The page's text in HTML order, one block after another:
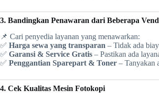
3. Bandingkan Penawaran dari Beberapa
📌 Cari penyedia layanan yang menawarkan:
✅ Harga sewa yang transparan – Tidak ada
✅ Garansi & Service Gratis – Pastikan ada
✅ Penggantian Sparepart & Toner – Tanyakan
4. Cek Kualitas Mesin Fotokopi